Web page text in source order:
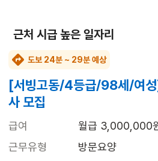
근처 시급 높은 일자리
도보 24분 ~ 29분 예상
[서빙고동/4등급/98세/여성
사 모집
급여
월급 3,000,000
근무유형
방문요양